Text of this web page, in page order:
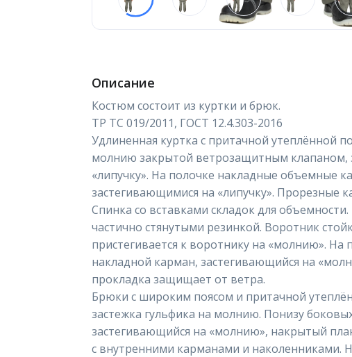
Описание
Костюм состоит из куртки и брюк.
ТР ТС 019/2011, ГОСТ 12.4.303-2016
Удлиненная куртка с притачной утеплённой
молнию закрытой ветрозащитным клапаном,
«липучку». На полочке накладные объемные
застегивающимися на «липучку». Прорезные
Спинка со вставками складок для
частично стянутыми резинкой. Воротник
пристегивается к воротнику на «молнию». На
накладной карман, застегивающийся на
прокладка защищает от ветра.
Брюки с широким поясом и притачной
застежка гульфика на молнию. Понизу
застегивающийся на «молнию», накрытый
с внутренними карманами и наколенниками.